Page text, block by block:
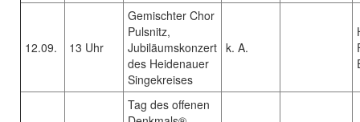
12.09. 13 Uhr
Gemischter Chor
Pulsnitz,
Jubiläumskonzert
des Heidenauer
Singekreises
k. A.
Tag des offenen